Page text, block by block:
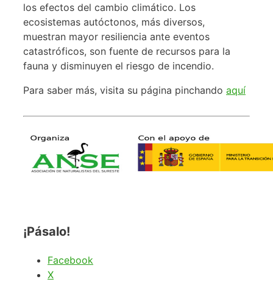
los efectos del cambio climático. Los
ecosistemas autóctonos, más diversos,
muestran mayor resiliencia ante eventos
catastróficos, son fuente de recursos para la
fauna y disminuyen el riesgo de incendio.
Para saber más, visita su página pinchando aquí
¡Pásalo!
Facebook
X